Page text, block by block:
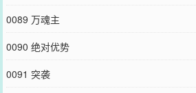
0089 万魂主
0090 绝对优势
0091 突袭